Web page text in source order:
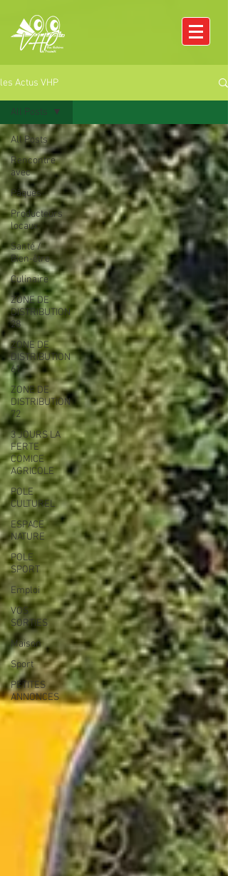
les Actus VHP
All Posts
Rencontre
avec
Pâques
Producteurs
locaux
Santé /
Bien-être
Culinaire
ZONE DE
DISTRIBUTION
28
ZONE DE
DISTRIBUTION
61
ZONE DE
DISTRIBUTION
72
3 JOURS LA
FERTE
COMICE
AGRICOLE
POLE
CULTUREL
ESPACE
NATURE
POLE
SPORT
Emploi
VOS
SORTIES
Maison
Sport
PETITES
ANNONCES
All Posts